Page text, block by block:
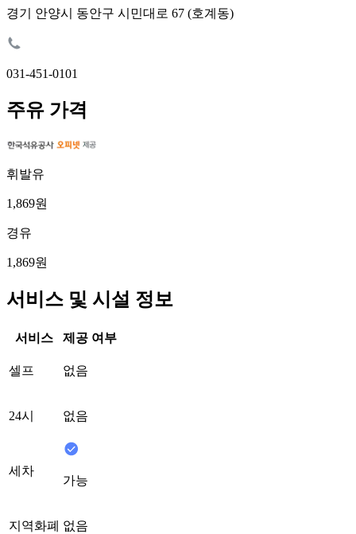
경기 안양시 동안구 시민대로 67 (호계동)
031-451-0101
주유 가격
휘발유
1,869원
경유
1,869원
서비스 및 시설 정보
서비스 제공 여부
셀프 없음
24시 없음
세차
가능
지역화폐 없음